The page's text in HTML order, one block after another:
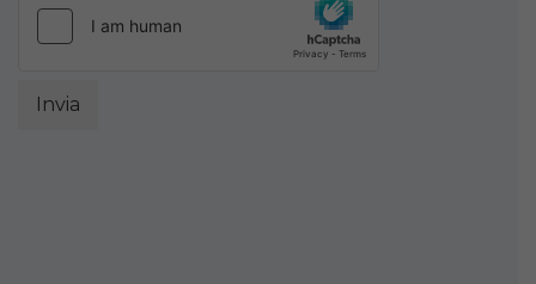
Invia